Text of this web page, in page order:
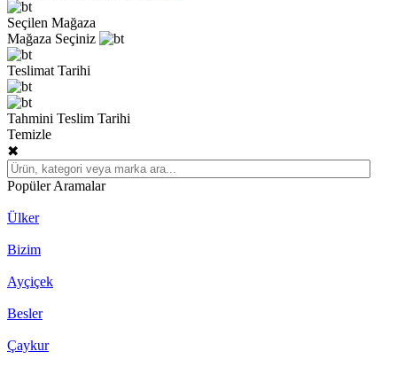
Seçilen Mağaza
Mağaza Seçiniz
Teslimat Tarihi
Tahmini Teslim Tarihi
Temizle
✖
Popüler Aramalar
Ülker
Bizim
Ayçiçek
Besler
Çaykur